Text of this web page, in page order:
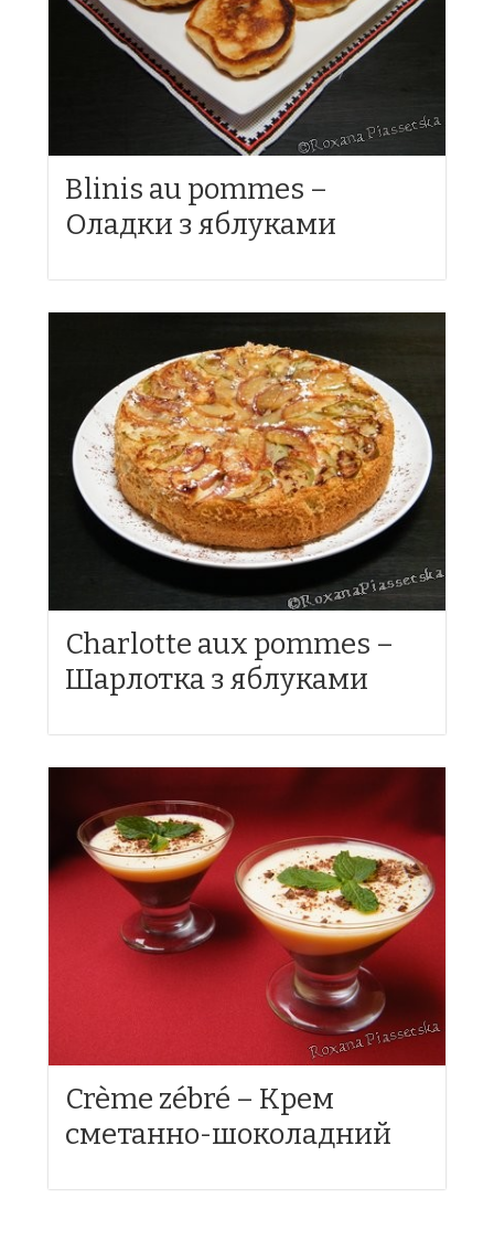
Blinis au pommes –
Оладки з яблуками
Charlotte aux pommes –
Шарлотка з яблуками
Crème zébré – Крем
сметанно-шоколадний